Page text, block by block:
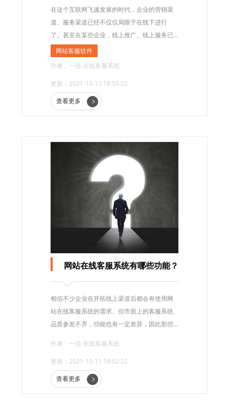
在这个互联网飞速发展的时代，企业的营销渠
道、服务渠道已经不仅仅局限于在线下进行
了。甚至在某些企业，线上推广、线上服务已
成为主要的营销方式。这个时候，网站客服软
网站客服软件
作者：一洽·在线客服系统
更新：2021-10-13 18:55:22
查看更多
网站在线客服系统有哪些功能？
相信不少企业在开拓线上渠道后都会有使用网
站在线客服系统的需求。但市面上的客服系统
品质参差不齐，功能也有一定差异，因此那些
困惑和纠结。
作者：一洽·在线客服系统
更新：2021-10-11 18:02:22
查看更多